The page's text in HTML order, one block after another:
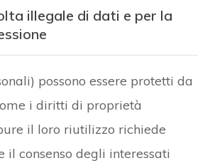
illegale di dati e per la
possono essere protetti da
i diritti di proprietà
il loro riutilizzo richiede
il consenso degli interessati